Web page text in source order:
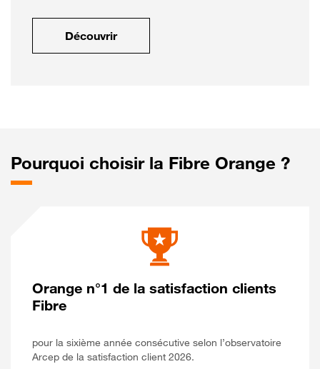
Découvrir
Pourquoi choisir la Fibre Orange ?
Orange n°1 de la satisfaction clients
Fibre
pour la sixième année consécutive selon l’observatoire
Arcep de la satisfaction client 2026.